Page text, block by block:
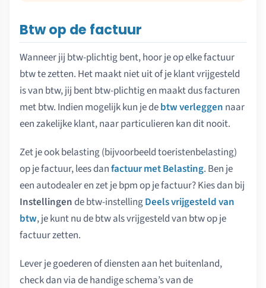
Btw op de factuur
Wanneer jij btw-plichtig bent, hoor je op elke factuur
btw te zetten. Het maakt niet uit of je klant vrijgesteld
is van btw, jij bent btw-plichtig en maakt dus facturen
met btw. Indien mogelijk kun je debtw verleggen naar
een zakelijke klant, naar particulieren kan dit nooit.
Zet je ook belasting (bijvoorbeeld toeristenbelasting)
op je factuur, lees danfactuur met Belasting. Ben je
een autodealer en zet je bpm op je factuur? Kies dan bij
Instellingende btw-instellingDeels vrijgesteld van
btw, je kunt nu de btw als vrijgesteld van btw op je
factuur zetten.
Lever je goederen of diensten aan het buitenland,
check dan via de handige schema’s van de